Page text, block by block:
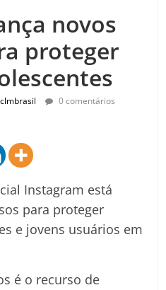
novos
proteger
clmbrasil 0 comentários
Instagram está
para proteger
e jovens usuários em
é o recurso de